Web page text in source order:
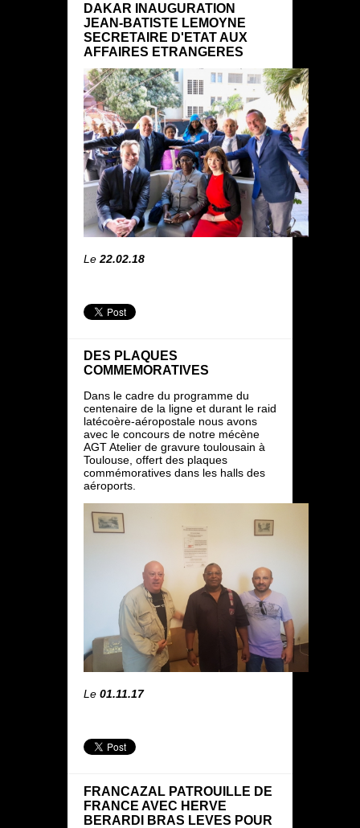
DAKAR INAUGURATION
JEAN-BATISTE LEMOYNE
SECRETAIRE D'ETAT AUX
AFFAIRES ETRANGERES
Le 22.02.18
DES PLAQUES
COMMEMORATIVES
Dans le cadre du programme du
centenaire de la ligne et durant le raid
latécoère-aéropostale nous avons
avec le concours de notre mécène
AGT Atelier de gravure toulousain à
Toulouse, offert des plaques
commémoratives dans les halls des
aéroports.
Le 01.11.17
FRANCAZAL PATROUILLE DE
FRANCE AVEC HERVE
BERARDI BRAS LEVES POUR